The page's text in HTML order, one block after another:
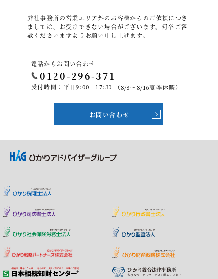
弊社事務所の営業エリア外のお客様からのご依頼につき
ましては、お受けできない場合がございます。何卒ご容
赦くださいますようお願い申し上げます。
電話からお問い合わせ
0120-296-371
受付時間：平日9:00～17:30 （8/8～8/16夏季休暇）
お問い合わせ